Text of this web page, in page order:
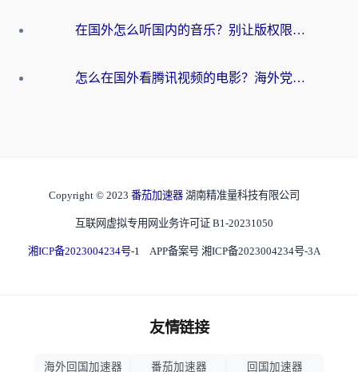
在国外怎么听国内的音乐？别让版权限制断了你的华语歌单
怎么在国外看腾讯视频的电影？海外党亲测有效的回国加速指南
Copyright © 2023 番茄加速器 湖南精准量科技有限公司
互联网虚拟专用网业务许可证 B1-20231050
湘ICP备2023004234号-1 APP备案号 湘ICP备2023004234号-3A
友情链接
海外回国加速器 番茄加速器 回国加速器